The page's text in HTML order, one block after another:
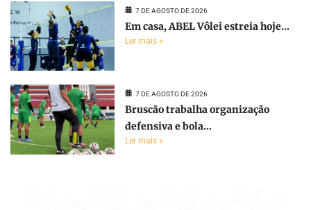
7 DE AGOSTO DE 2026
Em casa, ABEL Vôlei estreia hoje...
Ler mais »
7 DE AGOSTO DE 2026
Bruscão trabalha organização
defensiva e bola...
Ler mais »